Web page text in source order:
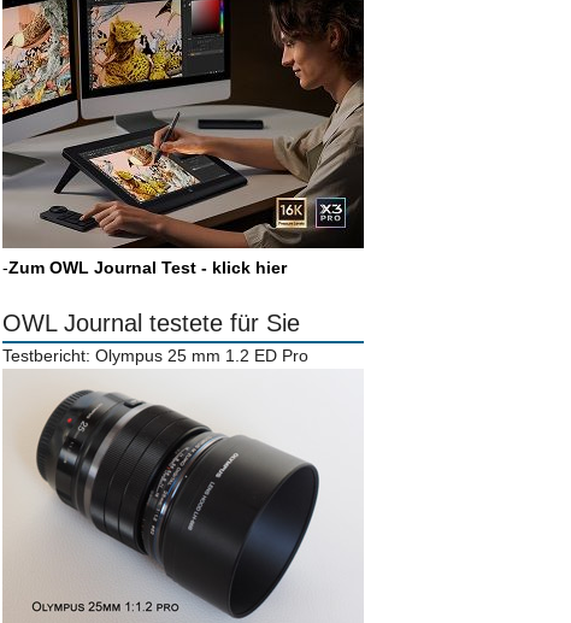
-Zum OWL Journal Test - klick hier
OWL Journal testete für Sie
Testbericht: Olympus 25 mm 1.2 ED Pro